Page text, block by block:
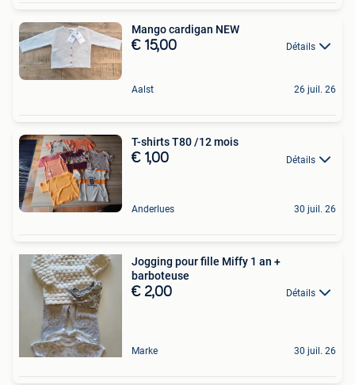
Mango cardigan NEW
€ 15,00 Détails
Aalst 26 juil. 26
T-shirts T80 /12 mois
€ 1,00 Détails
Anderlues 30 juil. 26
Jogging pour fille Miffy 1 an +
barboteuse
€ 2,00 Détails
Marke 30 juil. 26